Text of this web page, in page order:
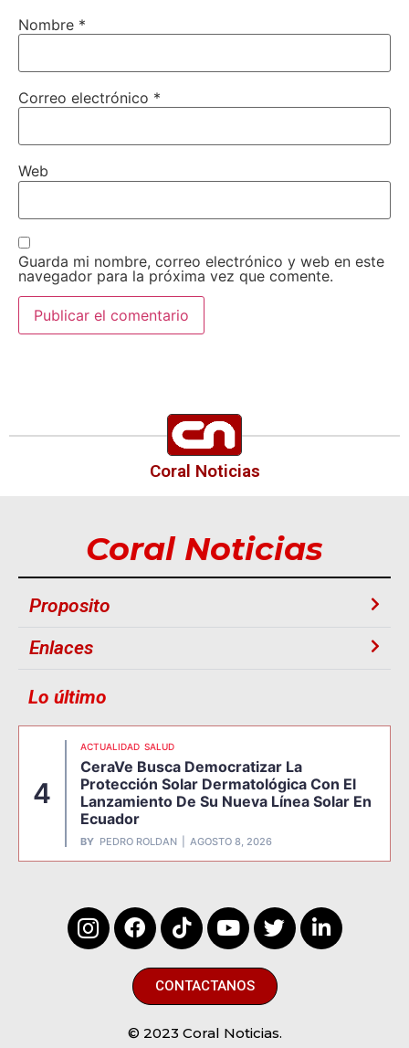
Nombre *
Correo electrónico *
Web
Guarda mi nombre, correo electrónico y web en este
navegador para la próxima vez que comente.
Coral Noticias
Coral Noticias
Proposito
Enlaces
Lo último
4
ACTUALIDAD SALUD
CeraVe Busca Democratizar La
Protección Solar Dermatológica Con El
Lanzamiento De Su Nueva Línea Solar En
Ecuador
BY PEDRO ROLDAN AGOSTO 8, 2026
CONTACTANOS
© 2023 Coral Noticias.